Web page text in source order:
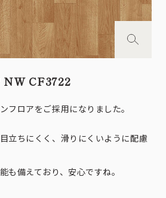
NW CF3722
フロアをご採用になりました。
立ちにくく、滑りにくいように配慮
も備えており、安心ですね。